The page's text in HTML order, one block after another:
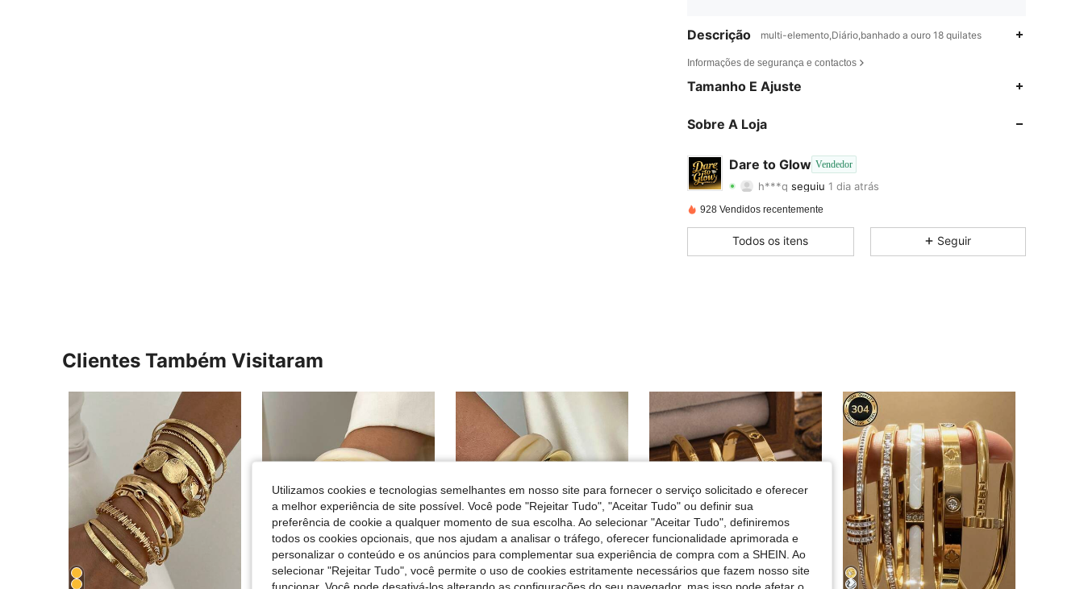
Descrição multi-elemento,Diário,banhado a ouro 18 quilates
Informações de segurança e contactos
Tamanho E Ajuste
Sobre A Loja
Dare to Glow Vendedor
4,66
4,66
49
seguiu1 dia atrás
4,66 Avaliação 49 Itens 226
4,66 49 226
4,66 49 226
928 Vendidos recentemente
Todos os itens Seguir
Clientes Também Visitaram
Utilizamos cookies e tecnologias semelhantes em nosso site para fornecer o serviço solicitado e oferecer
a melhor experiência de site possível. Você pode "Rejeitar Tudo", "Aceitar Tudo" ou definir sua
preferência de cookie a qualquer momento de sua escolha. Ao selecionar "Aceitar Tudo", definiremos
todos os cookies opcionais, que nos ajudam a analisar o tráfego, oferecer funcionalidade aprimorada e
personalizar o conteúdo e os anúncios para complementar sua experiência de compra com a SHEIN. Ao
selecionar "Rejeitar Tudo", você permite o uso de cookies estritamente necessários que fazem nosso site
funcionar. Você pode desativá-los alterando as configurações do seu navegador, mas isso pode afetar o